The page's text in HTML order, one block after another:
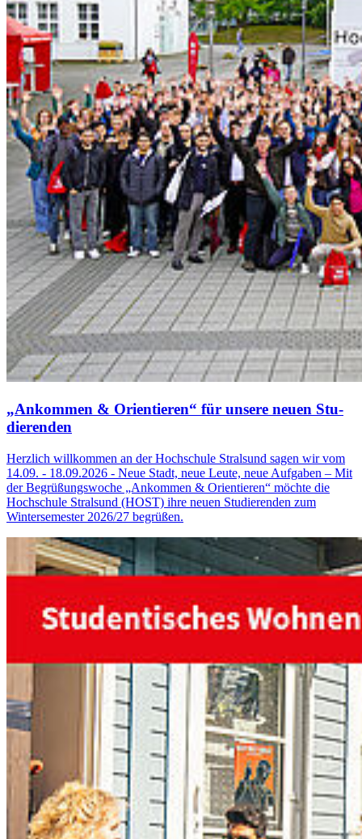
„An­kom­men & Ori­en­tie­ren“ für un­se­re neuen Stu­
die­ren­den
Herzlich willkommen an der Hochschule Stralsund sagen wir vom
14.09. - 18.09.2026 - Neue Stadt, neue Leute, neue Aufgaben – Mit
der Begrüßungswoche „Ankommen & Orientieren“ möchte die
Hochschule Stralsund (HOST) ihre neuen Studierenden zum
Wintersemester 2026/27 begrüßen.